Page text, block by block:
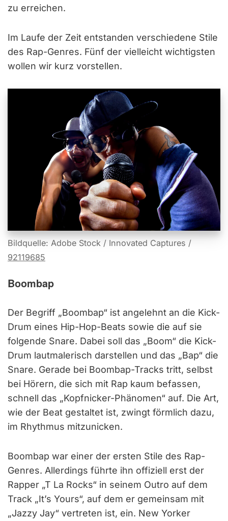
zu erreichen.
Im Laufe der Zeit entstanden verschiedene Stile
des Rap-Genres. Fünf der vielleicht wichtigsten
wollen wir kurz vorstellen.
Bildquelle: Adobe Stock / Innovated Captures /
92119685
Boombap
Der Begriff „Boombap“ ist angelehnt an die Kick-
Drum eines Hip-Hop-Beats sowie die auf sie
folgende Snare. Dabei soll das „Boom“ die Kick-
Drum lautmalerisch darstellen und das „Bap“ die
Snare. Gerade bei Boombap-Tracks tritt, selbst
bei Hörern, die sich mit Rap kaum befassen,
schnell das „Kopfnicker-Phänomen“ auf. Die Art,
wie der Beat gestaltet ist, zwingt förmlich dazu,
im Rhythmus mitzunicken.
Boombap war einer der ersten Stile des Rap-
Genres. Allerdings führte ihn offiziell erst der
Rapper „T La Rocks“ in seinem Outro auf dem
Track „It’s Yours“, auf dem er gemeinsam mit
„Jazzy Jay“ vertreten ist, ein. New Yorker